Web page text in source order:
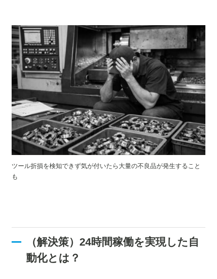
ツール折損を検知できず気が付いたら大量の不良品が発生すること
も
（解決策）24時間稼働を実現した自
動化とは？